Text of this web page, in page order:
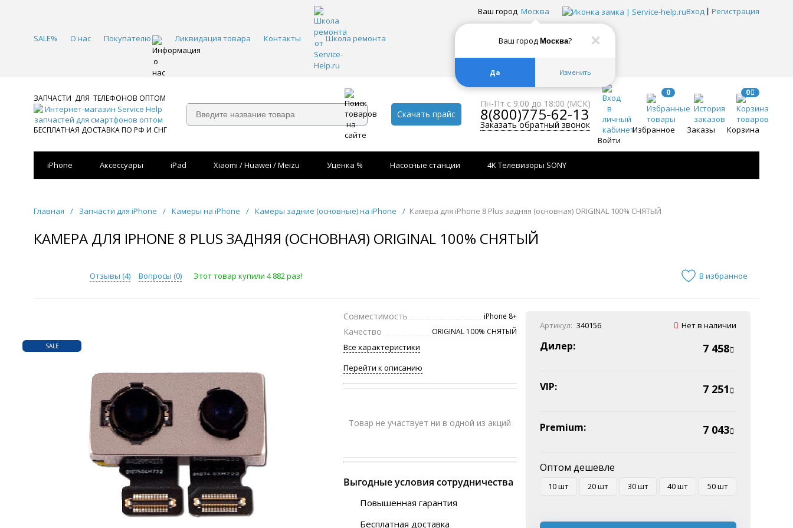
Ваш город Москва?
Да Изменить
SALE% О нас Покупателю Ликвидация товара Контакты Школа ремонта
Ваш город Москва Вход Регистрация
ЗАПЧАСТИ ДЛЯ ТЕЛЕФОНОВ ОПТОМ
БЕСПЛАТНАЯ ДОСТАВКА ПО РФ И СНГ
Скачать прайс
Пн-Пт с 9:00 до 18:00 (МСК)
8(800)775-62-13
Заказать обратный звонок
Войти
0
Избранное Заказы
0
Корзина
iPhone Аксессуары iPad Xiaomi / Huawei / Meizu Уценка % Насосные станции 4K Телевизоры SONY
Главная / Запчасти для iPhone / Камеры на iPhone / Камеры задние (основные) на iPhone / Камера для iPhone 8 Plus задняя (основная) ORIGINAL 100% СНЯТЫЙ
КАМЕРА ДЛЯ IPHONE 8 PLUS ЗАДНЯЯ (ОСНОВНАЯ) ORIGINAL 100% СНЯТЫЙ
Отзывы (4) Вопросы (0) Этот товар купили 4 882 раз! В избранное
SALE
Совместимость iPhone 8+
Качество ORIGINAL 100% СНЯТЫЙ
Все характеристики
Перейти к описанию
Товар не участвует ни в одной из акций
Выгодные условия сотрудничества
Повышенная гарантия
Бесплатная доставка
Артикул: 340156 Нет в наличии
Дилер: 7 458
VIP: 7 251
Premium: 7 043
Оптом дешевле
10 шт 20 шт 30 шт 40 шт 50 шт